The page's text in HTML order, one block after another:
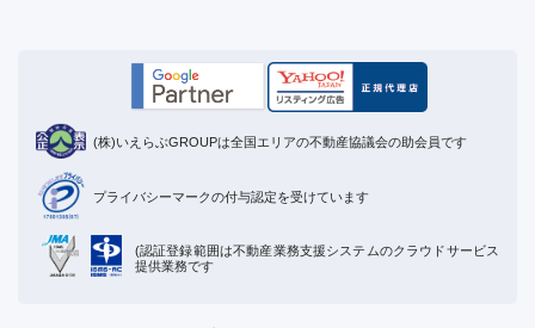
(株)いえらぶGROUPは全国エリアの不動産協議会の助会員です
プライバシーマークの付与認定を受けています
(認証登録範囲は不動産業務支援システムのクラウドサービス
提供業務です